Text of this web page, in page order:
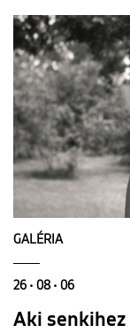
GALÉRIA
26 • 08 • 06
Aki